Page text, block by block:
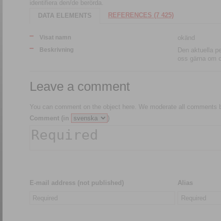
identifiera den/de berörda.
DATA ELEMENTS
REFERENCES (7 425)
Visat namn okänd
Beskrivning
Den aktuella
oss gärna om
Leave a comment
You can comment on the object here. We moderate all comments
Comment (in
)
E-mail address (not published) Alias